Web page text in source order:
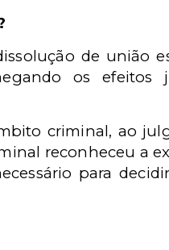
de união
os efeitos
criminal, ao
reconheceu a
para